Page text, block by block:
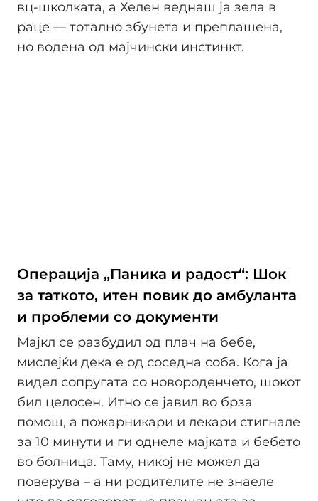
вц-школката, а Хелен веднаш ја зела в
раце — тотално збунета и преплашена,
но водена од мајчински инстинкт.
Операција „Паника и радост“: Шок
за таткото, итен повик до амбуланта
и проблеми со документи
Мајкл се разбудил од плач на бебе,
мислејќи дека е од соседна соба. Кога ја
видел сопругата со новороденчето, шокот
бил целосен. Итно се јавил во брза
помош, а пожарникари и лекари стигнале
за 10 минути и ги однеле мајката и бебето
во болница. Таму, никој не можел да
поверува – а ни родителите не знаеле